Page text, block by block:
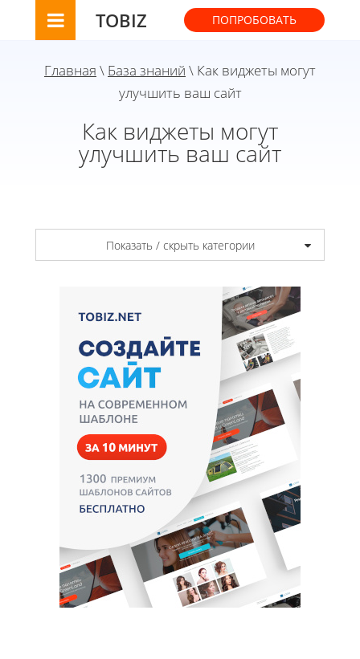
TOBIZ ПОПРОБОВАТЬ
Главная \ База знаний \ Как виджеты могут
улучшить ваш сайт
Как виджеты могут
улучшить ваш сайт
Показать / скрыть категории